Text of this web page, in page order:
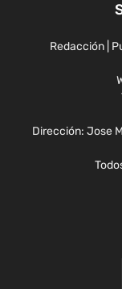
Redacción |
Dirección: Jose